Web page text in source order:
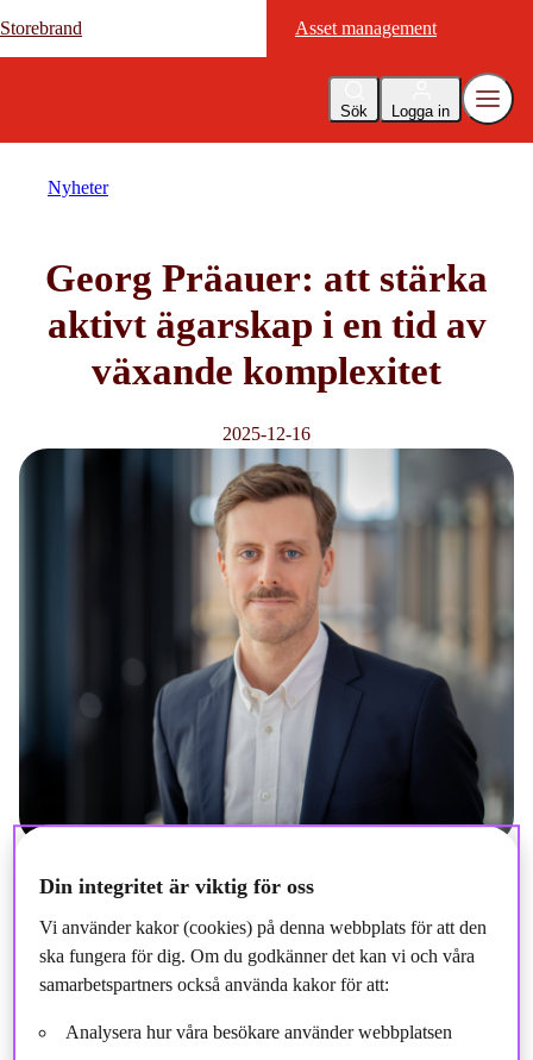
Storebrand Asset management
Sök Logga in
Storebrand Asset management
Nyheter
Georg Präauer: att stärka
aktivt ägarskap i en tid av
växande komplexitet
2025-12-16
Upptäck vad som motiverar vår nya Senior
att bidra till att utveckla Storebrand AM:s arbete med
Din integritet är viktig för oss
Vi använder kakor (cookies) på denna webbplats för att den
ska fungera för dig. Om du godkänner det kan vi och våra
samarbetspartners också använda kakor för att:
Analysera hur våra besökare använder webbplatsen